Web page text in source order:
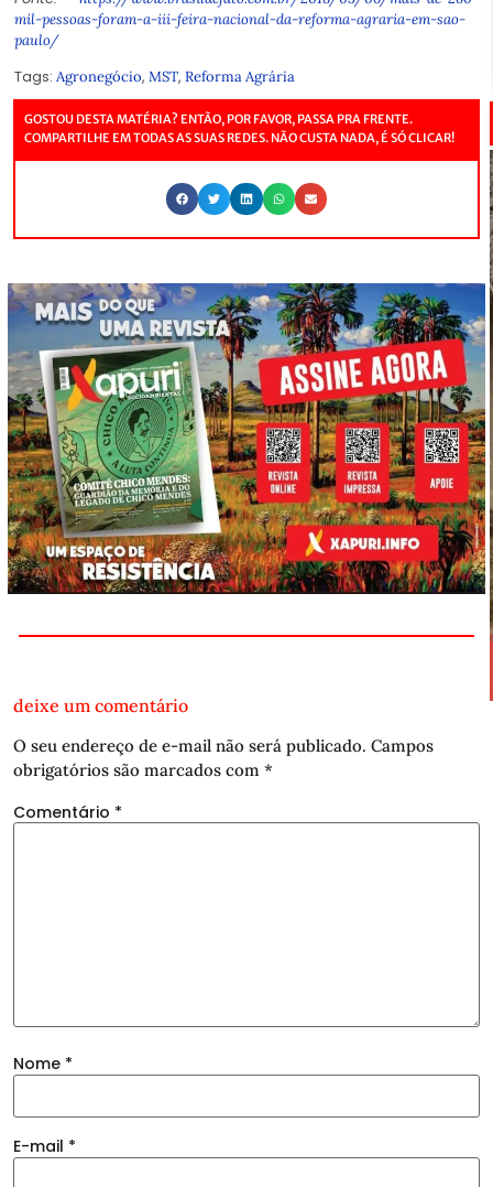
mil-pessoas-foram-a-iii-feira-nacional-da-reforma-agraria-em-sao-
paulo/
Tags: Agronegócio, MST, Reforma Agrária
GOSTOU DESTA MATÉRIA? ENTÃO, POR FAVOR, PASSA PRA FRENTE.
COMPARTILHE EM TODAS AS SUAS REDES. NÃO CUSTA NADA, É SÓ CLICAR!
deixe um comentário
O seu endereço de e-mail não será publicado. Campos
obrigatórios são marcados com *
Comentário *
Nome *
E-mail *